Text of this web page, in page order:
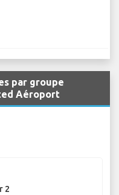
par groupe
Aéroport
2